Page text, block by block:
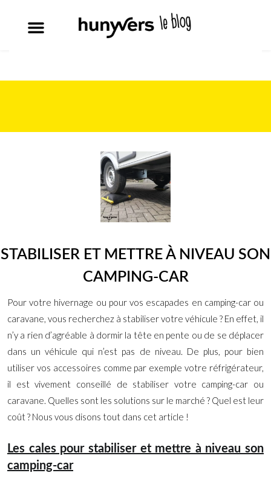
STABILISER ET METTRE À NIVEAU SON
CAMPING-CAR
Pour votre hivernage ou pour vos escapades en camping-car ou
caravane, vous recherchez à stabiliser votre véhicule ? En effet, il
n’y a rien d’agréable à dormir la tête en pente ou de se déplacer
dans un véhicule qui n’est pas de niveau. De plus, pour bien
utiliser vos accessoires comme par exemple votre réfrigérateur,
il est vivement conseillé de stabiliser votre camping-car ou
caravane. Quelles sont les solutions sur le marché ? Quel est leur
coût ? Nous vous disons tout dans cet article !
Les cales pour stabiliser et mettre à niveau son
camping-car